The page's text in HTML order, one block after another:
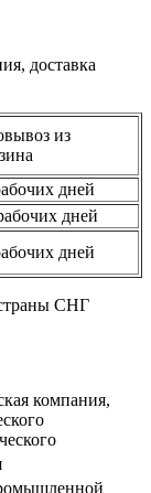
доставка
из
дней
дней
дней
СНГ
компания,